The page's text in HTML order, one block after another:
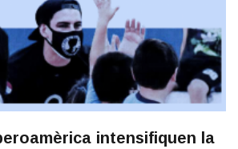
intensifiquen la